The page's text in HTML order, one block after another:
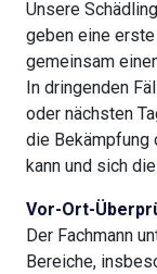
Unsere
geben eine
gemeinsam
In dringenden
oder nächsten
die Bekämpfung
kann und sich
Vor-Ort-
Der Fachmann
Bereiche,